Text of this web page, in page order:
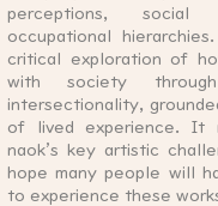
perceptions, social
occupational
critical exploration of
with society
intersectionality,
of lived experience. It
naok’s key artistic
hope many people will
to experience these